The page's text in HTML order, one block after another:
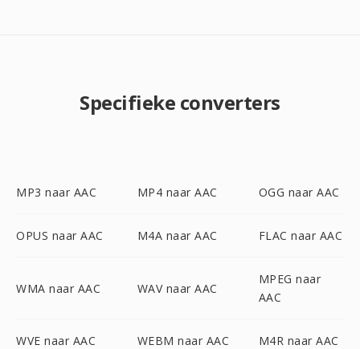
Specifieke converters
MP3 naar AAC MP4 naar AAC OGG naar AAC
OPUS naar AAC M4A naar AAC FLAC naar AAC
WMA naar AAC WAV naar AAC
MPEG naar
AAC
WVE naar AAC WEBM naar AAC M4R naar AAC